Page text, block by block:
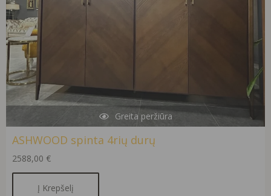
Greita peržiūra
ASHWOOD spinta 4rių durų
2588,00 €
Į Krepšelį